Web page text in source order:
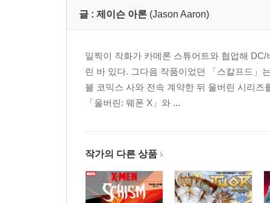
글 : 제이슨 아론 (Jason Aaron)
일찍이 작화가 카메론 스튜어트와 협업해
린 바 있다. 그다음 작품이었던 「스칼프드」
블 코믹스 사와 전속 계약한 뒤 울버린 시리
「울버린: 웨폰 X」와 ...
작가의 다른 상품